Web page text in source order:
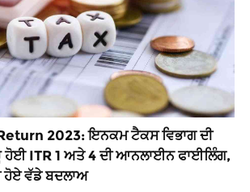
2023: ਇਨਕਮ ਟੈਕਸ ਵਿਭਾਗ ਦੀ
ITR 1 ਅਤੇ 4 ਦੀ ਆਨਲਾਈਨ ਫਾਈਲਿੰਗ,
ਹੋਏ ਵੱਡੇ ਬਦਲਾਅ